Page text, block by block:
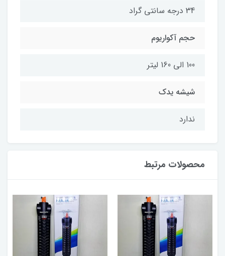
34 درجه سانتی گراد
حجم آکواریوم
100 الی 160 لیتر
شیشه یدک
ندارد
محصولات مرتبط